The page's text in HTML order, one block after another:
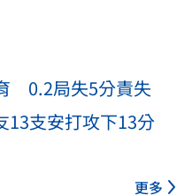
0.2局失5分責失
支安打攻下13分
更多